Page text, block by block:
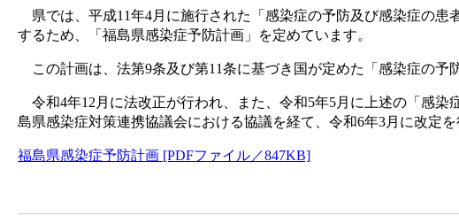
県では、平成11年4月に施行された「感染症の予防及び感染症の患
するため、「福島県感染症予防計画」を定めています。
この計画は、法第9条及び第11条に基づき国が定めた「感染症の予
令和4年12月に法改正が行われ、また、令和5年5月に上述の「感
島県感染症対策連携協議会における協議を経て、令和6年3月に改定を
福島県感染症予防計画 [PDFファイル／847KB]